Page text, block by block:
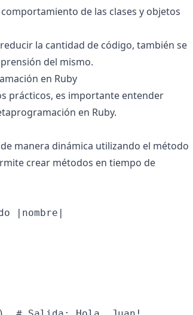
de las clases y objetos
la cantidad de código, también se
del mismo.
en Ruby
prácticos, es importante entender
en Ruby.
manera dinámica utilizando el método
crear métodos en tiempo de
|nombre|